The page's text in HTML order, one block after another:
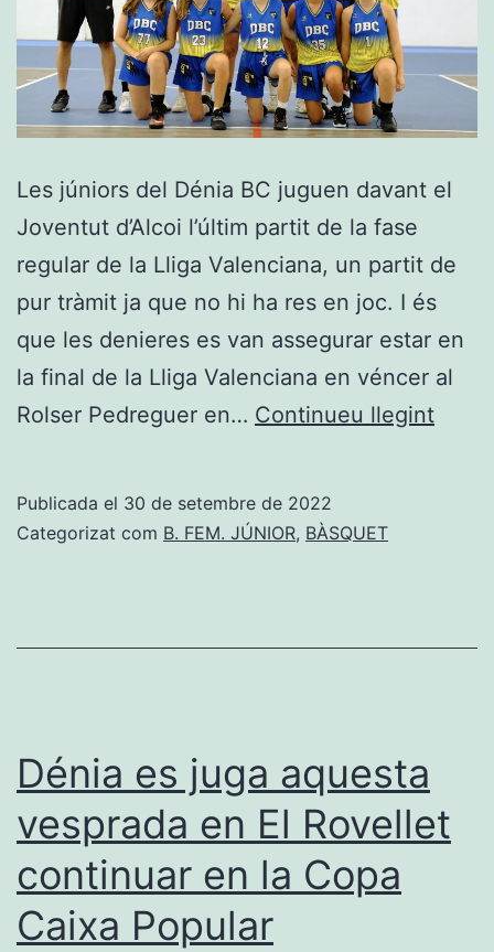
Les júniors del Dénia BC juguen davant el
Joventut d’Alcoi l’últim partit de la fase
regular de la Lliga Valenciana, un partit de
pur tràmit ja que no hi ha res en joc. I és
que les denieres es van assegurar estar en
la final de la Lliga Valenciana en véncer al
Rolser Pedreguer en… Continueu llegintEl
Lliga
Publicada el 30 de setembre de 2022
Categorizat com B. FEM. JÚNIOR, BÀSQUET
Dénia es juga aquesta
vesprada en El Rovellet
continuar en la Copa
Caixa Popular